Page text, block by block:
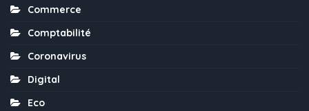
Commerce
Comptabilité
Coronavirus
Digital
Eco